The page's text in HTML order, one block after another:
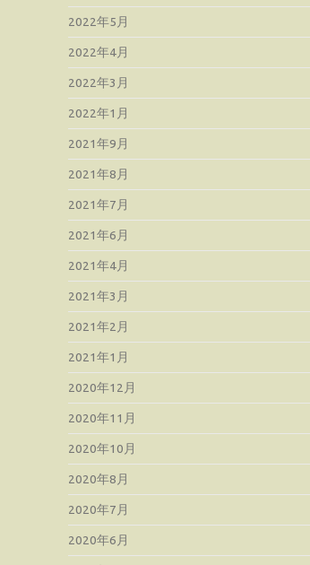
2022年5月
2022年4月
2022年3月
2022年1月
2021年9月
2021年8月
2021年7月
2021年6月
2021年4月
2021年3月
2021年2月
2021年1月
2020年12月
2020年11月
2020年10月
2020年8月
2020年7月
2020年6月